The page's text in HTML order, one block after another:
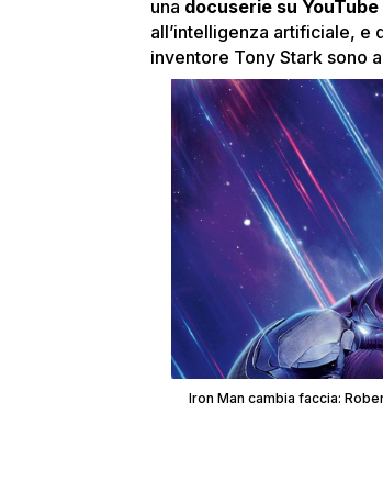
una docuserie su YouTube
all’intelligenza artificiale, e
inventore Tony Stark sono
Iron Man cambia faccia: